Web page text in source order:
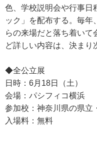
色、学校説明会や行事日
ック」を配布する。毎年
らの来場だと落ち着いて
ど詳しい内容は、決まり
◆全公立展
日時：6月18日（土）
会場：パシフィコ横浜
参加校：神奈川県の県立
入場料：無料